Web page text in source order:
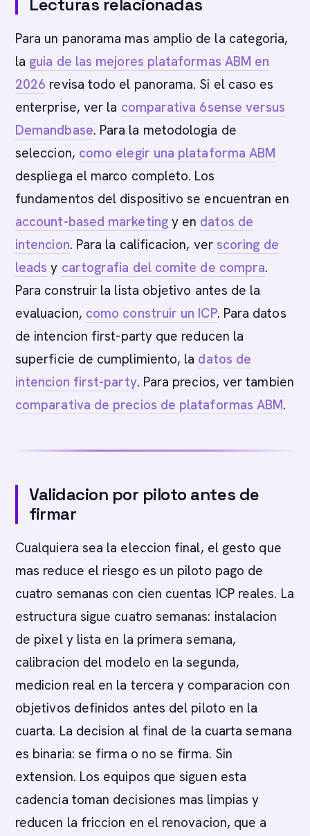
Lecturas relacionadas
Para un panorama mas amplio de la categoria,
la guia de las mejores plataformas ABM en
2026 revisa todo el panorama. Si el caso es
enterprise, ver la comparativa 6sense versus
Demandbase. Para la metodologia de
seleccion, como elegir una plataforma ABM
despliega el marco completo. Los
fundamentos del dispositivo se encuentran en
account-based marketingy en datos de
intencion. Para la calificacion, ver scoring de
leads y cartografia del comite de compra.
Para construir la lista objetivo antes de la
evaluacion, como construir un ICP. Para datos
de intencion first-party que reducen la
superficie de cumplimiento, la datos de
intencion first-party. Para precios, ver tambien
comparativa de precios de plataformas ABM.
Validacion por piloto antes de
firmar
Cualquiera sea la eleccion final, el gesto que
mas reduce el riesgo es un piloto pago de
cuatro semanas con cien cuentas ICP reales. La
estructura sigue cuatro semanas: instalacion
de pixel y lista en la primera semana,
calibracion del modelo en la segunda,
medicion real en la tercera y comparacion con
objetivos definidos antes del piloto en la
cuarta. La decision al final de la cuarta semana
es binaria: se firma o no se firma. Sin
extension. Los equipos que siguen esta
cadencia toman decisiones mas limpias y
reducen la friccion en el renovacion, que a